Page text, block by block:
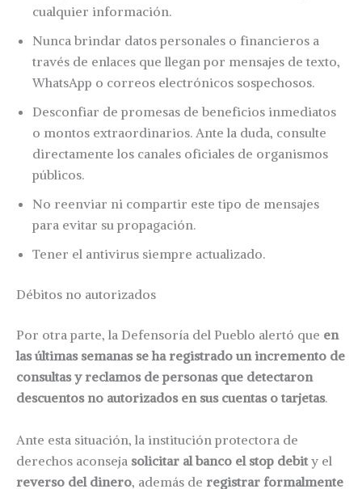
cualquier información.
Nunca brindar datos personales o financieros a
través de enlaces que llegan por mensajes de texto,
WhatsApp o correos electrónicos sospechosos.
Desconfiar de promesas de beneficios inmediatos
o montos extraordinarios. Ante la duda, consulte
directamente los canales oficiales de organismos
públicos.
No reenviar ni compartir este tipo de mensajes
para evitar su propagación.
Tener el antivirus siempre actualizado.
Débitos no autorizados
Por otra parte, la Defensoría del Pueblo alertó que en
las últimas semanas se ha registrado un incremento de
consultas y reclamos de personas que detectaron
descuentos no autorizados en sus cuentas o tarjetas.
Ante esta situación, la institución protectora de
derechos aconseja solicitar al banco el stop debit y el
reverso del dinero, además de registrar formalmente